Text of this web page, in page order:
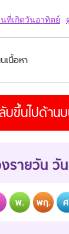
ที่เกิดวันอาทิตย์
เนื้อหา
บขึ้นไปด้าน
งรายวัน วั
พ. พฤ.